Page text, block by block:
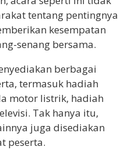
tentang pentingnya
kesempatan
senang bersama.
berbagai
termasuk hadiah
motor listrik, hadiah
Tak hanya itu,
juga disediakan
peserta.